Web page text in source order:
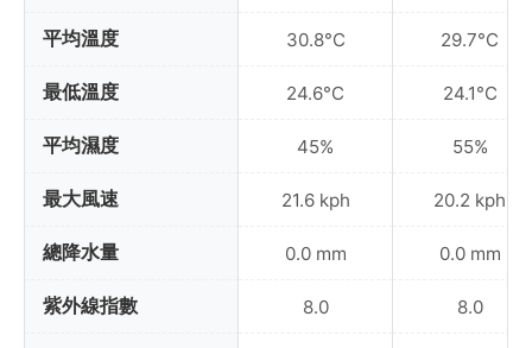
平均溫度
最低溫度
平均濕度
最大風速
總降水量
紫外線指數
30.8°C
24.6°C
45%
21.6 kph
0.0 mm
8.0
29.7°C
24.1°C
55%
20.2 kph
0.0 mm
8.0